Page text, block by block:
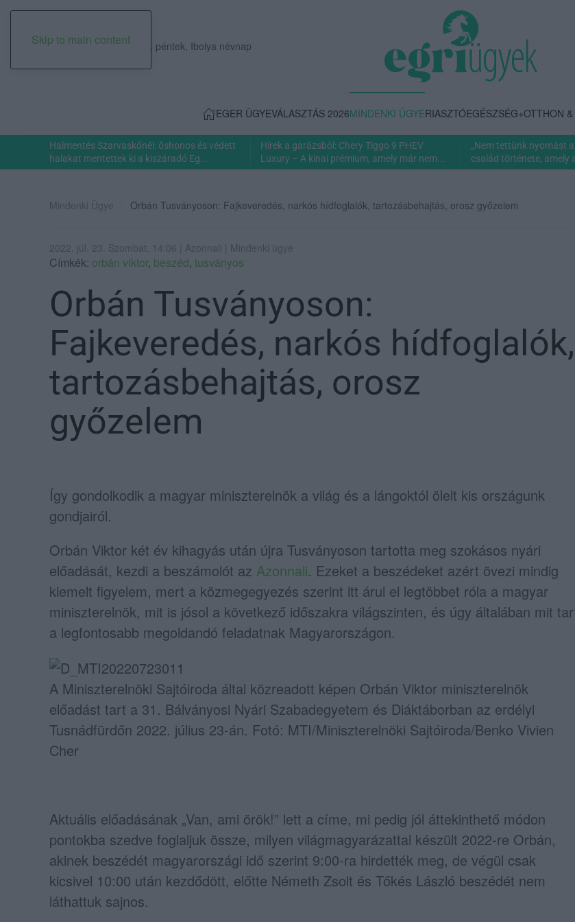
Skip to main content
2026. augusztus 07., péntek, Ibolya névnap
EGER ÜGYEVÁLASZTÁS 2026MINDENKI ÜGYERIASZTÓEGÉSZSÉG+OTTHON
Halmentés Szarvaskőnél: őshonos és védett
halakat mentettek ki a kiszáradó Eg...
Hírek a garázsból: Chery Tiggo 9 PHEV
Luxury – A kínai prémium, amely már nem...
„Nem tettünk nyomást
család története, amely a
Mindenki Ügye Orbán Tusványoson: Fajkeveredés, narkós hídfoglalók, tartozásbehajtás, orosz győzelem
2022. júl. 23. Szombat, 14:06 | Azonnali | Mindenki ügye
Címkék: orbán viktor, beszéd, tusványos
Orbán Tusványoson:
Fajkeveredés, narkós hídfoglalók,
tartozásbehajtás, orosz
győzelem
Így gondolkodik a magyar miniszterelnök a világ és a lángoktól ölelt kis országunk
gondjairól.
Orbán Viktor két év kihagyás után újra Tusványoson tartotta meg szokásos nyári
előadását, kezdi a beszámolót az Azonnali. Ezeket a beszédeket azért övezi mindig
kiemelt figyelem, mert a közmegegyezés szerint itt árul el legtöbbet róla a magyar
miniszterelnök, mit is jósol a következő időszakra világszinten, és úgy általában mit
a legfontosabb megoldandó feladatnak Magyarországon.
A Miniszterelnöki Sajtóiroda által közreadott képen Orbán Viktor miniszterelnök
előadást tart a 31. Bálványosi Nyári Szabadegyetem és Diáktáborban az erdélyi
Tusnádfürdőn 2022. július 23-án. Fotó: MTI/Miniszterelnöki Sajtóiroda/Benko Vivien
Cher
Aktuális előadásának „Van, ami örök!” lett a címe, mi pedig jól áttekinthető módon
pontokba szedve foglaljuk össze, milyen világmagyarázattal készült 2022-re Orbán,
akinek beszédét magyarországi idő szerint 9:00-ra hirdették meg, de végül csak
kicsivel 10:00 után kezdődött, előtte Németh Zsolt és Tőkés László beszédét nem
láthattuk sajnos.